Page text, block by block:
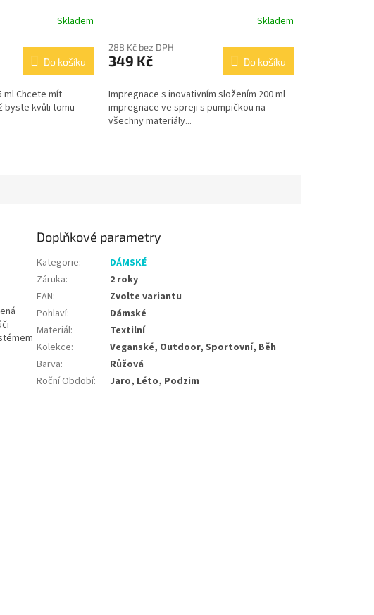
Skladem
Do košíku
ml Chcete mít
byste kvůli tomu
Skladem
288 Kč bez DPH
349 Kč Do košíku
Impregnace s inovativním složením 200 ml
impregnace ve spreji s pumpičkou na
všechny materiály...
Doplňkové parametry
Kategorie:
DÁMSKÉ
Záruka:
2 roky
EAN:
Zvolte variantu
Pohlaví:
Dámské
Materiál:
Textilní
Kolekce:
Veganské, Outdoor, Sportovní, Běh
Barva:
Růžová
Roční Období: Jaro, Léto, Podzim